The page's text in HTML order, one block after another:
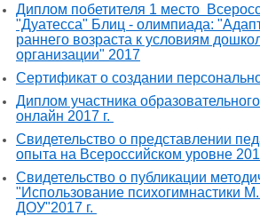
Диплом побетителя 1 место
"Дуатесса" Блиц - олимпиада:
раннего возраста к условиям
организации" 2017
Сертификат о создании
Диплом участника
онлайн 2017 г.
Свидетельство о представлении
опыта на Всероссийском уровне
Свидетельство о публикации
"Использование психогимнастики
ДОУ"2017 г.